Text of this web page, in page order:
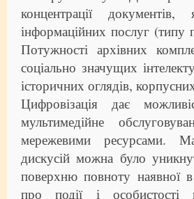
концентрації
інформаційних послуг (типу
Потужності архівних
соціально значущих
історичних оглядів,
Цифровізація дає
мультимедійне
мережевими ресурсами.
дискусій можна було
поверхню повноту наявної
про події і особистості